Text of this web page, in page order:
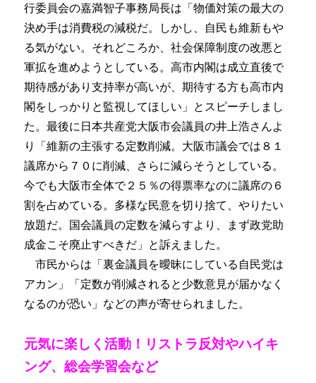
行委員会の嘉満智子事務局長は「物価対策の最大の
決め手は消費税の減税だ。しかし、自民も維新もや
る気がない。それどころか、社会保障制度の改悪と
軍拡を進めようとしている。高市内閣は成立直後で
期待感があり支持率が高いが、期待する方も高市内
閣をしっかりと監視してほしい」とスピーチしまし
た。最後に日本共産党大阪市会議員の井上浩さんよ
り「維新の主張する定数削減。大阪市議会では８１
議席から７０に削減、さらに減らそうとしている。
今でも大阪市全体で２５％の得票率なのに議席の６
割を占めている。多様な民意を切り捨て、やりたい
放題だ。国会議員の定数を減らすより、まず政党助
成金こそ廃止すべきだ」と訴えました。
市民からは「裏金議員を曖昧にしている自民党は
アカン」「定数が削減されると少数意見が届かなく
なるのが恐い」などの声が寄せられました。
元気に楽しく活動！リストラ反対やハイキ
ング、総会学習会など